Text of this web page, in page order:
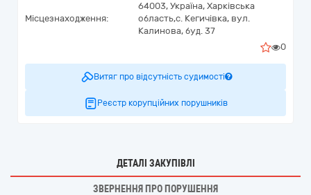
Місцезнаходження:
64003, Україна, Харківська
область,с. Кегичівка, вул.
Калинова, буд. 37
0
Витяг про відсутність судимості
Реєстр корупційних порушників
ДЕТАЛІ ЗАКУПІВЛІ
ЗВЕРНЕННЯ ПРО ПОРУШЕННЯ